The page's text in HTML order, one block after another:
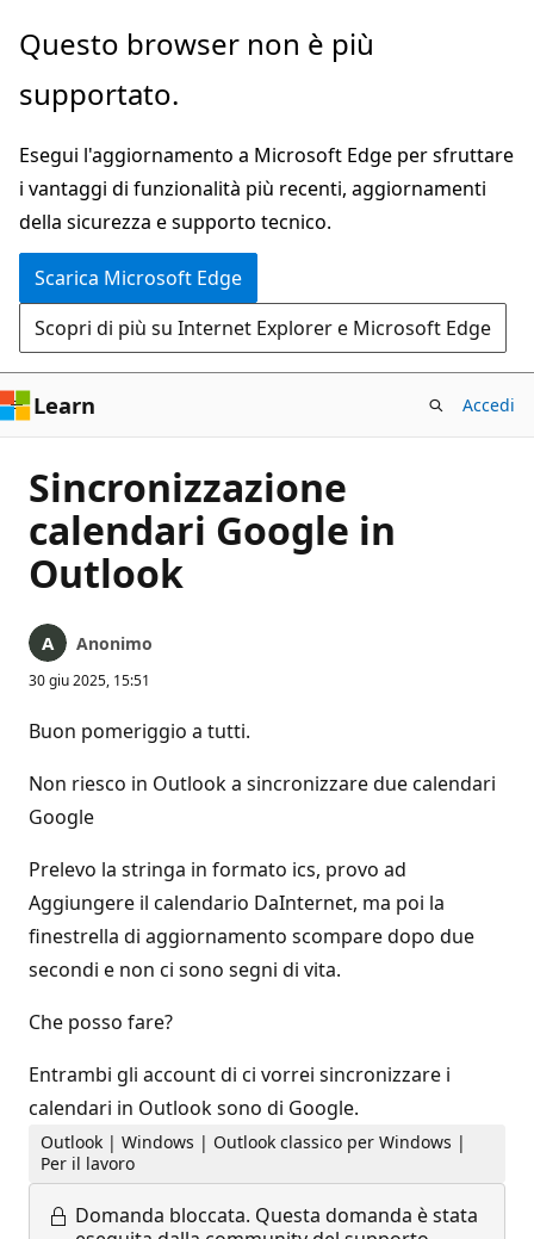
Ignora
passa
contenuto
principale
Questo browser non è più
supportato.
Esegui l'aggiornamento a Microsoft Edge per sfruttare
i vantaggi di funzionalità più recenti, aggiornamenti
della sicurezza e supporto tecnico.
Scarica Microsoft Edge
Scopri di più su Internet Explorer e Microsoft Edge
Learn Accedi
Sincronizzazione
calendari Google in
Outlook
Anonimo
30 giu 2025, 15:51
Buon pomeriggio a tutti.
Non riesco in Outlook a sincronizzare due calendari
Google
Prelevo la stringa in formato ics, provo ad
Aggiungere il calendario DaInternet, ma poi la
finestrella di aggiornamento scompare dopo due
secondi e non ci sono segni di vita.
Che posso fare?
Entrambi gli account di ci vorrei sincronizzare i
calendari in Outlook sono di Google.
Outlook | Windows | Outlook classico per Windows |
Per il lavoro
Domanda bloccata. Questa domanda è stata